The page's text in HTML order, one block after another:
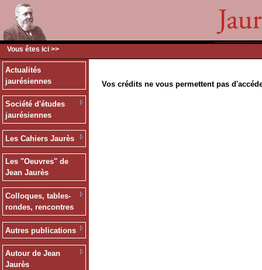
Vous êtes ici >>
Actualités
jaurésiennes
Société d'études
jaurésiennes
Les Cahiers Jaurès
Les "Oeuvres" de
Jean Jaurès
Colloques, tables-
rondes, rencontres
Autres publications
Autour de Jean
Jaurès
Vos crédits ne vous permettent pas